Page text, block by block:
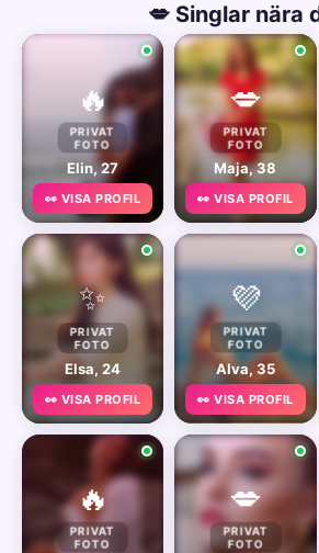
💋 Singlar nära
🔥
PRIVAT
FOTO
Elin, 27
👀 VISA PROFIL
💋
PRIVAT
FOTO
Maja, 38
👀 VISA PROFIL
✨
PRIVAT
FOTO
Elsa, 24
👀 VISA PROFIL
💜
PRIVAT
FOTO
Alva, 35
👀 VISA PROFIL
🔥
PRIVAT
FOTO
💋
PRIVAT
FOTO